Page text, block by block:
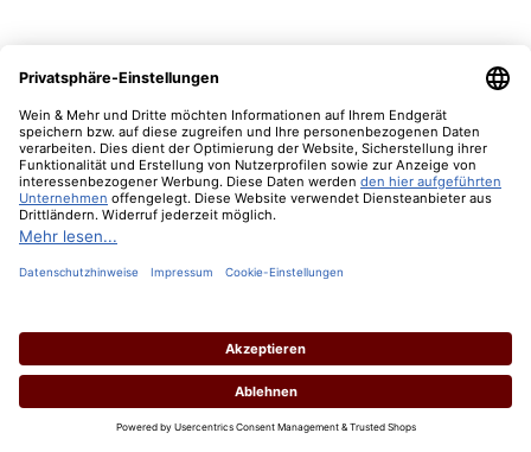
0.75 Liter(116,00 € / 1 Liter)
Regulärer Preis:
87,00 €